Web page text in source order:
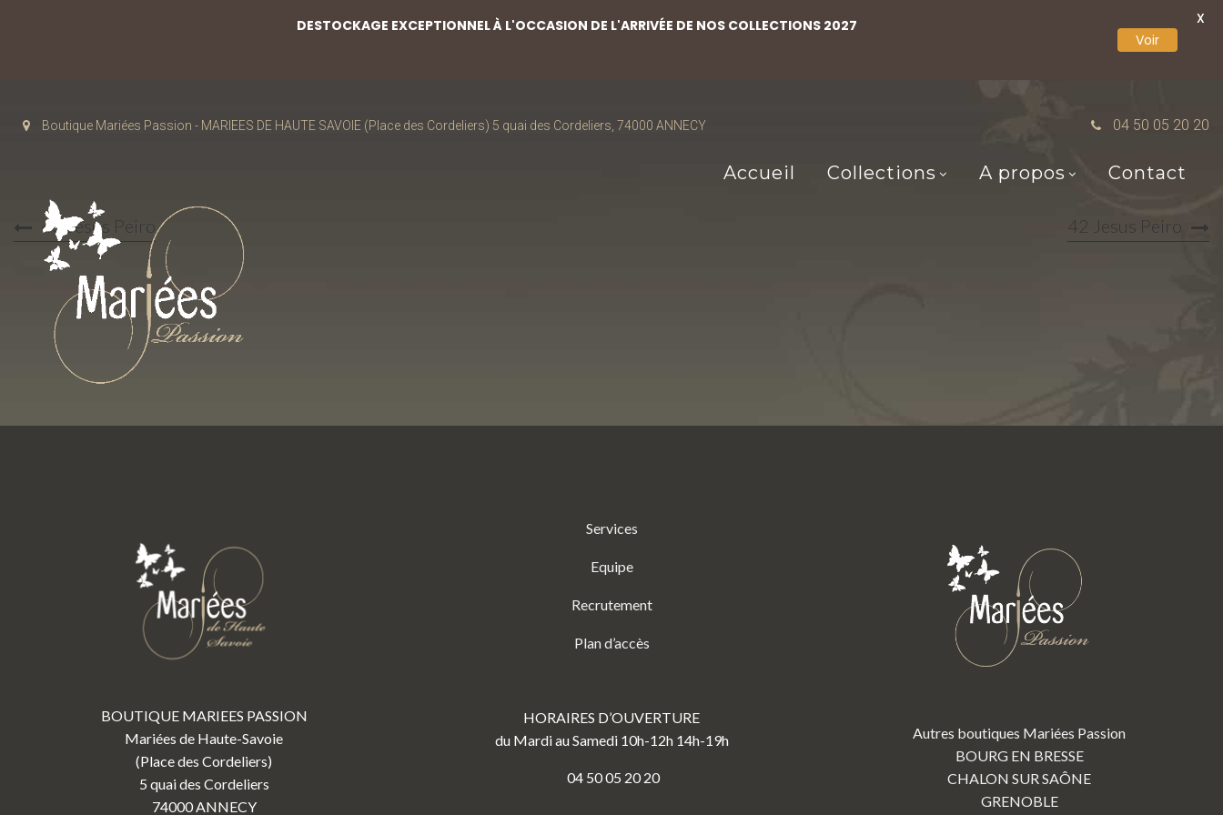
Boutique Mariées Passion - MARIEES DE HAUTE SAVOIE (Place des Cordeliers) 5 quai des Cordeliers, 74000 ANNECY 04 50 05 20 20
Accueil Collections A propos Contact
40 Jesus Peiro 42 Jesus Peiro
BOUTIQUE MARIEES PASSION
Mariées de Haute-Savoie
(Place des Cordeliers)
5 quai des Cordeliers
74000 ANNECY
Services
Equipe
Recrutement
Plan d’accès
HORAIRES D’OUVERTURE
du Mardi au Samedi 10h-12h 14h-19h
04 50 05 20 20
Autres boutiques Mariées Passion
BOURG EN BRESSE
CHALON SUR SAÔNE
GRENOBLE
DESTOCKAGE EXCEPTIONNEL À L'OCCASION DE L'ARRIVÉE DE NOS COLLECTIONS 2027
Voir
X